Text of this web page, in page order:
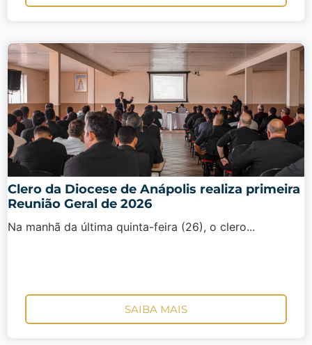
Clero da Diocese de Anápolis realiza primeira
Reunião Geral de 2026
Na manhã da última quinta-feira (26), o clero...
SAIBA MAIS